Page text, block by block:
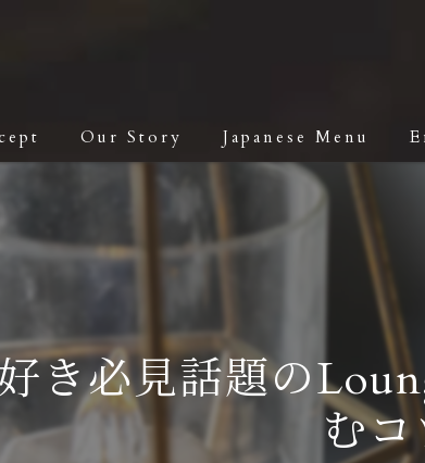
Our Story Japanese Menu
き必見話題の
むコ